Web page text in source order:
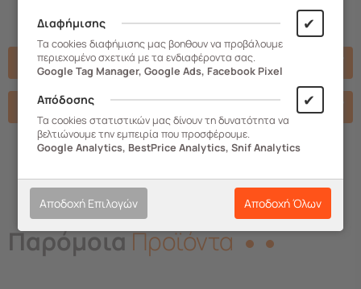
Χαρακτηριστικά
Σχετικά Αρχεία
ΠαρόμοιαΠροϊόντα
Διαφήμισης ✔
Τα cookies διαφήμισης μας βοηθουν να προβάλουμε
περιεχομένο σχετικά με τα ενδιαφέροντα σας.
Google Tag Manager, Google Ads, Facebook Pixel
Απόδοσης ✔
Τα cookies στατιστικών μας δίνουν τη δυνατότητα να
βελτιώνουμε την εμπειρία που προσφέρουμε.
Google Analytics, BestPrice Analytics, Snif Analytics
Αποδοχή Επιλογών Αποδοχή Όλων